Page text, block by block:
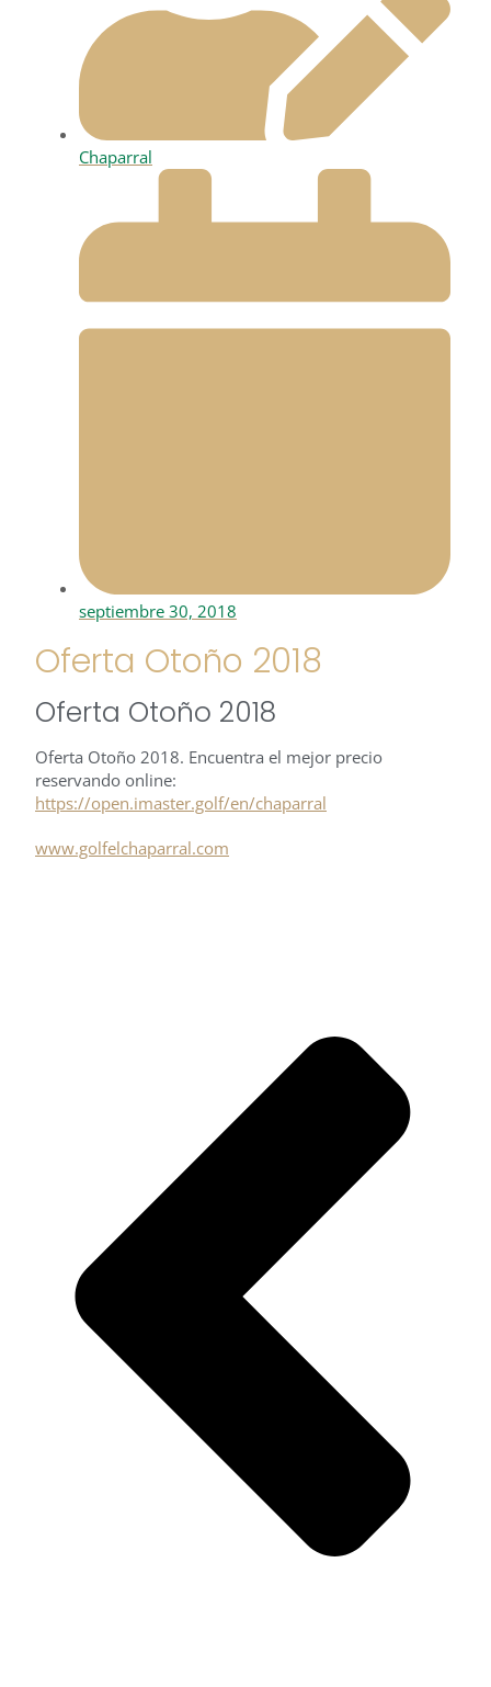
Chaparral
septiembre 30, 2018
Oferta Otoño 2018
Oferta Otoño 2018
Oferta Otoño 2018. Encuentra el mejor precio
reservando online:
https://open.imaster.golf/en/chaparral
www.golfelchaparral.com